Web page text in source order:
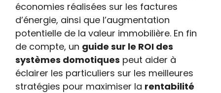
économies réalisées sur les factures
d’énergie, ainsi que l’augmentation
potentielle de la valeur immobilière. En fin
de compte, un guide sur le ROI des
systèmes domotiques peut aider à
éclairer les particuliers sur les meilleures
stratégies pour maximiser la rentabilité